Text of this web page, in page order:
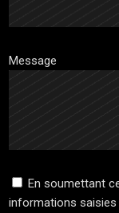
Message
En soumettant
informations